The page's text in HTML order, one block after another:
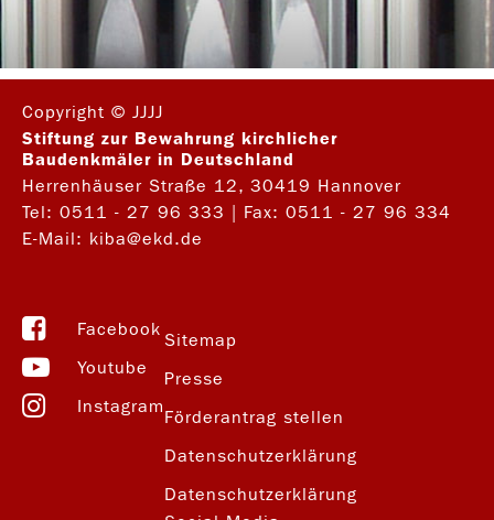
Copyright © JJJJ
Stiftung zur Bewahrung kirchlicher
Baudenkmäler in Deutschland
Herrenhäuser Straße 12, 30419 Hannover
Tel: 0511 - 27 96 333
| Fax: 0511 - 27 96 334
E-Mail: kiba@ekd.de
Facebook
Youtube
Instagram
Sitemap
Presse
Förderantrag stellen
Datenschutzerklärung
Datenschutzerklärung